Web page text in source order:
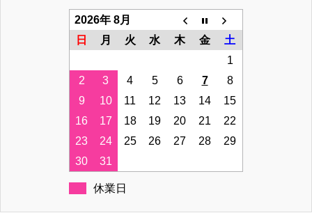
2026年 8月
日
月 火 水 木 金
土
1
2
3 4 5 6 7
8
9
10 11 12 13 14
15
16
17 18 19 20 21
22
23
24 25 26 27 28
29
30
31
休業日